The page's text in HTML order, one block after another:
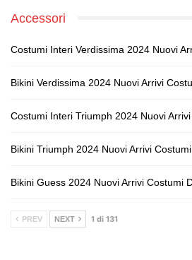
Accessori
Costumi Interi Verdissima 2024 Nuovi
Bikini Verdissima 2024 Nuovi Arrivi
Costumi Interi Triumph 2024 Nuovi
Bikini Triumph 2024 Nuovi Arrivi
Bikini Guess 2024 Nuovi Arrivi Costumi
PREV NEXT 1 di 131